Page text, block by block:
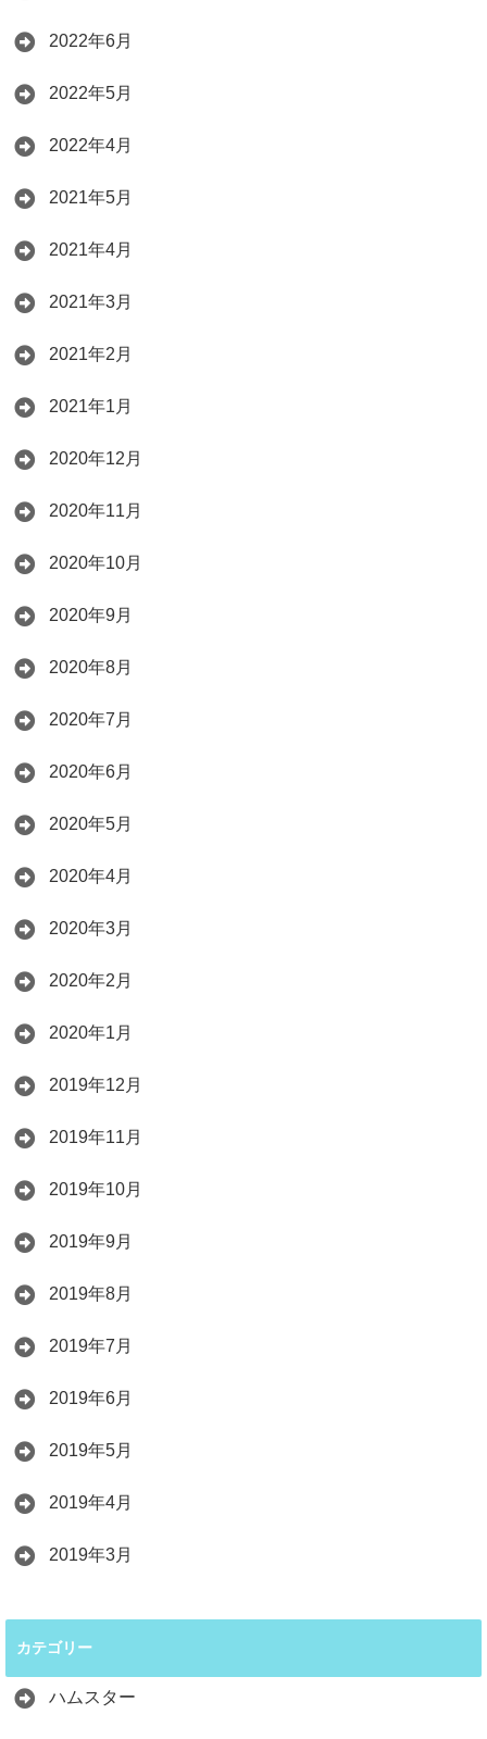
2022年6月
2022年5月
2022年4月
2021年5月
2021年4月
2021年3月
2021年2月
2021年1月
2020年12月
2020年11月
2020年10月
2020年9月
2020年8月
2020年7月
2020年6月
2020年5月
2020年4月
2020年3月
2020年2月
2020年1月
2019年12月
2019年11月
2019年10月
2019年9月
2019年8月
2019年7月
2019年6月
2019年5月
2019年4月
2019年3月
カテゴリー
ハムスター